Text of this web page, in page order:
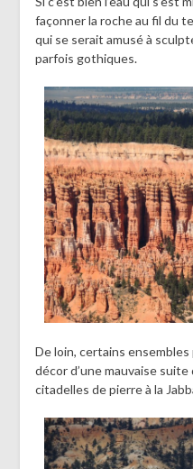
façonner la roche au fil du
qui se serait amusé à
parfois gothiques.
De loin, certains
décor d’une mauvaise
citadelles de pierre à la